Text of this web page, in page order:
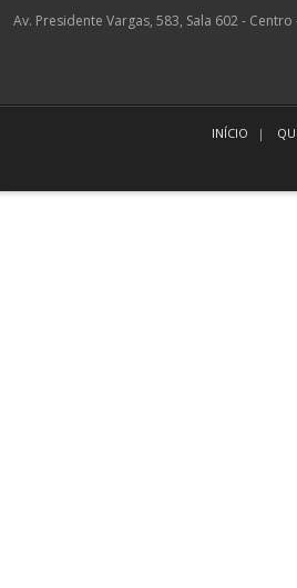
Av. Presidente Vargas, 583, Sala 602 -
INÍCIO